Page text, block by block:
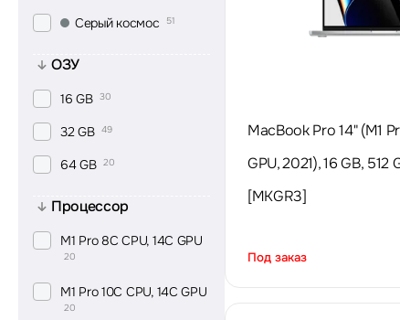
Серый космос 51
ОЗУ
16 GB 30
32 GB 49
64 GB 20
Процессор
M1 Pro 8C CPU, 14C GPU
20
M1 Pro 10C CPU, 14C GPU
20
MacBook Pro 14" (M1
GPU, 2021), 16 GB, 512
[MKGR3]
Под заказ